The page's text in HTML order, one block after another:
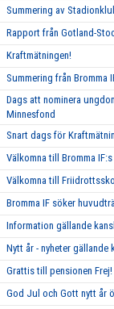
Summering av
Rapport från Gotland-
Kraftmätningen!
Summering från Bromma
Dags att nominera
Minnesfond
Snart dags för
Välkomna till Bromma
Välkomna till
Bromma IF söker
Information gällande
Nytt år - nyheter gällande
Grattis till pensionen Frej!
God Jul och Gott nytt år